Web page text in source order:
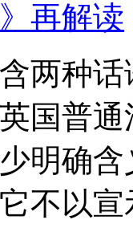
再解读
两种
国普
明确
不以